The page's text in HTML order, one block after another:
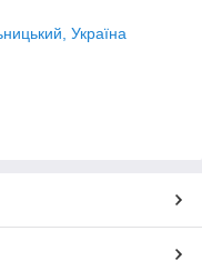
Україна